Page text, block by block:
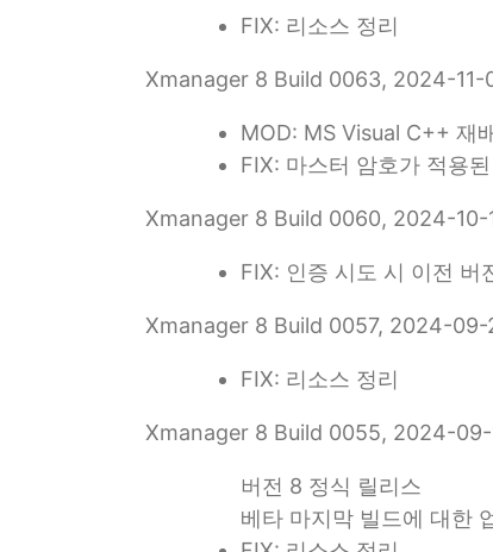
FIX: 리소스 정리
Xmanager 8 Build 0063, 2024-11-
MOD: MS Visual C++ 재
FIX: 마스터 암호가 적용
Xmanager 8 Build 0060, 2024-10-
FIX: 인증 시도 시 이전 버
Xmanager 8 Build 0057, 2024-09-
FIX: 리소스 정리
Xmanager 8 Build 0055, 2024-09-
버전 8 정식 릴리스
베타 마지막 빌드에 대한